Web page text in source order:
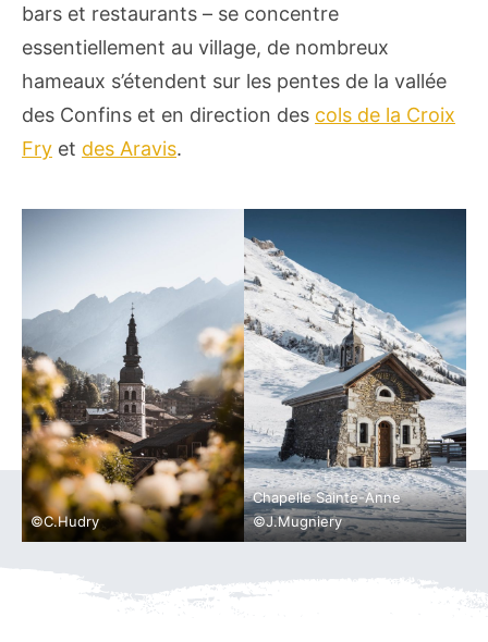
bars et restaurants – se concentre
essentiellement au village, de nombreux
hameaux s’étendent sur les pentes de la vallée
des Confins et en direction des cols de la Croix
Fry et des Aravis.
©C.Hudry
Chapelle Sainte-Anne
©J.Mugniery